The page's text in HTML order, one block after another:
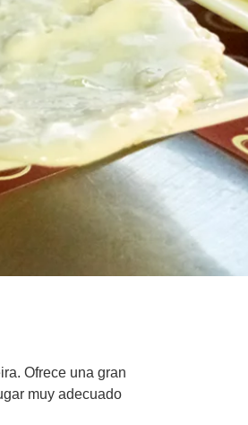
Ofrece una gran
muy adecuado